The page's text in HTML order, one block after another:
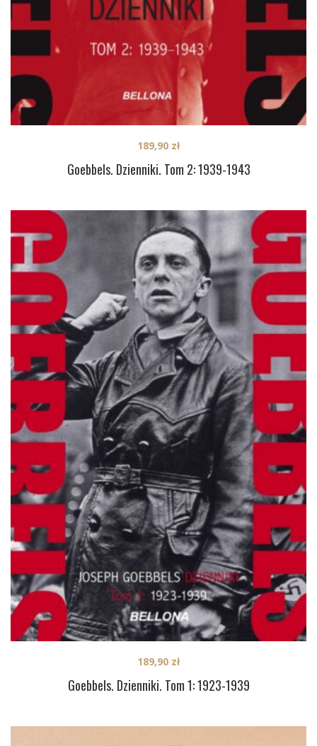
Goebbels. Dzienniki. Tom 2: 1939-1943
189,90 zł
Goebbels. Dzienniki. Tom 1: 1923-1939
189,90 zł